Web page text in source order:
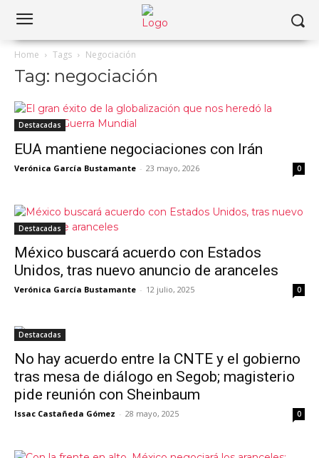
Home Tags Negociación
Tag: negociación
Destacadas
EUA mantiene negociaciones con Irán
Verónica García Bustamante - 23 mayo, 2026 0
Destacadas
México buscará acuerdo con Estados
Unidos, tras nuevo anuncio de aranceles
Verónica García Bustamante - 12 julio, 2025 0
Destacadas
No hay acuerdo entre la CNTE y el gobierno
tras mesa de diálogo en Segob; magisterio
pide reunión con Sheinbaum
Issac Castañeda Gómez - 28 mayo, 2025 0